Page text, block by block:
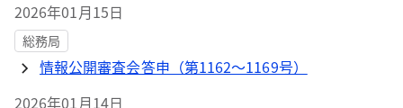
2026年01月15日
総務局
情報公開審査会答申（第1162～1169号）
2026年01月14日